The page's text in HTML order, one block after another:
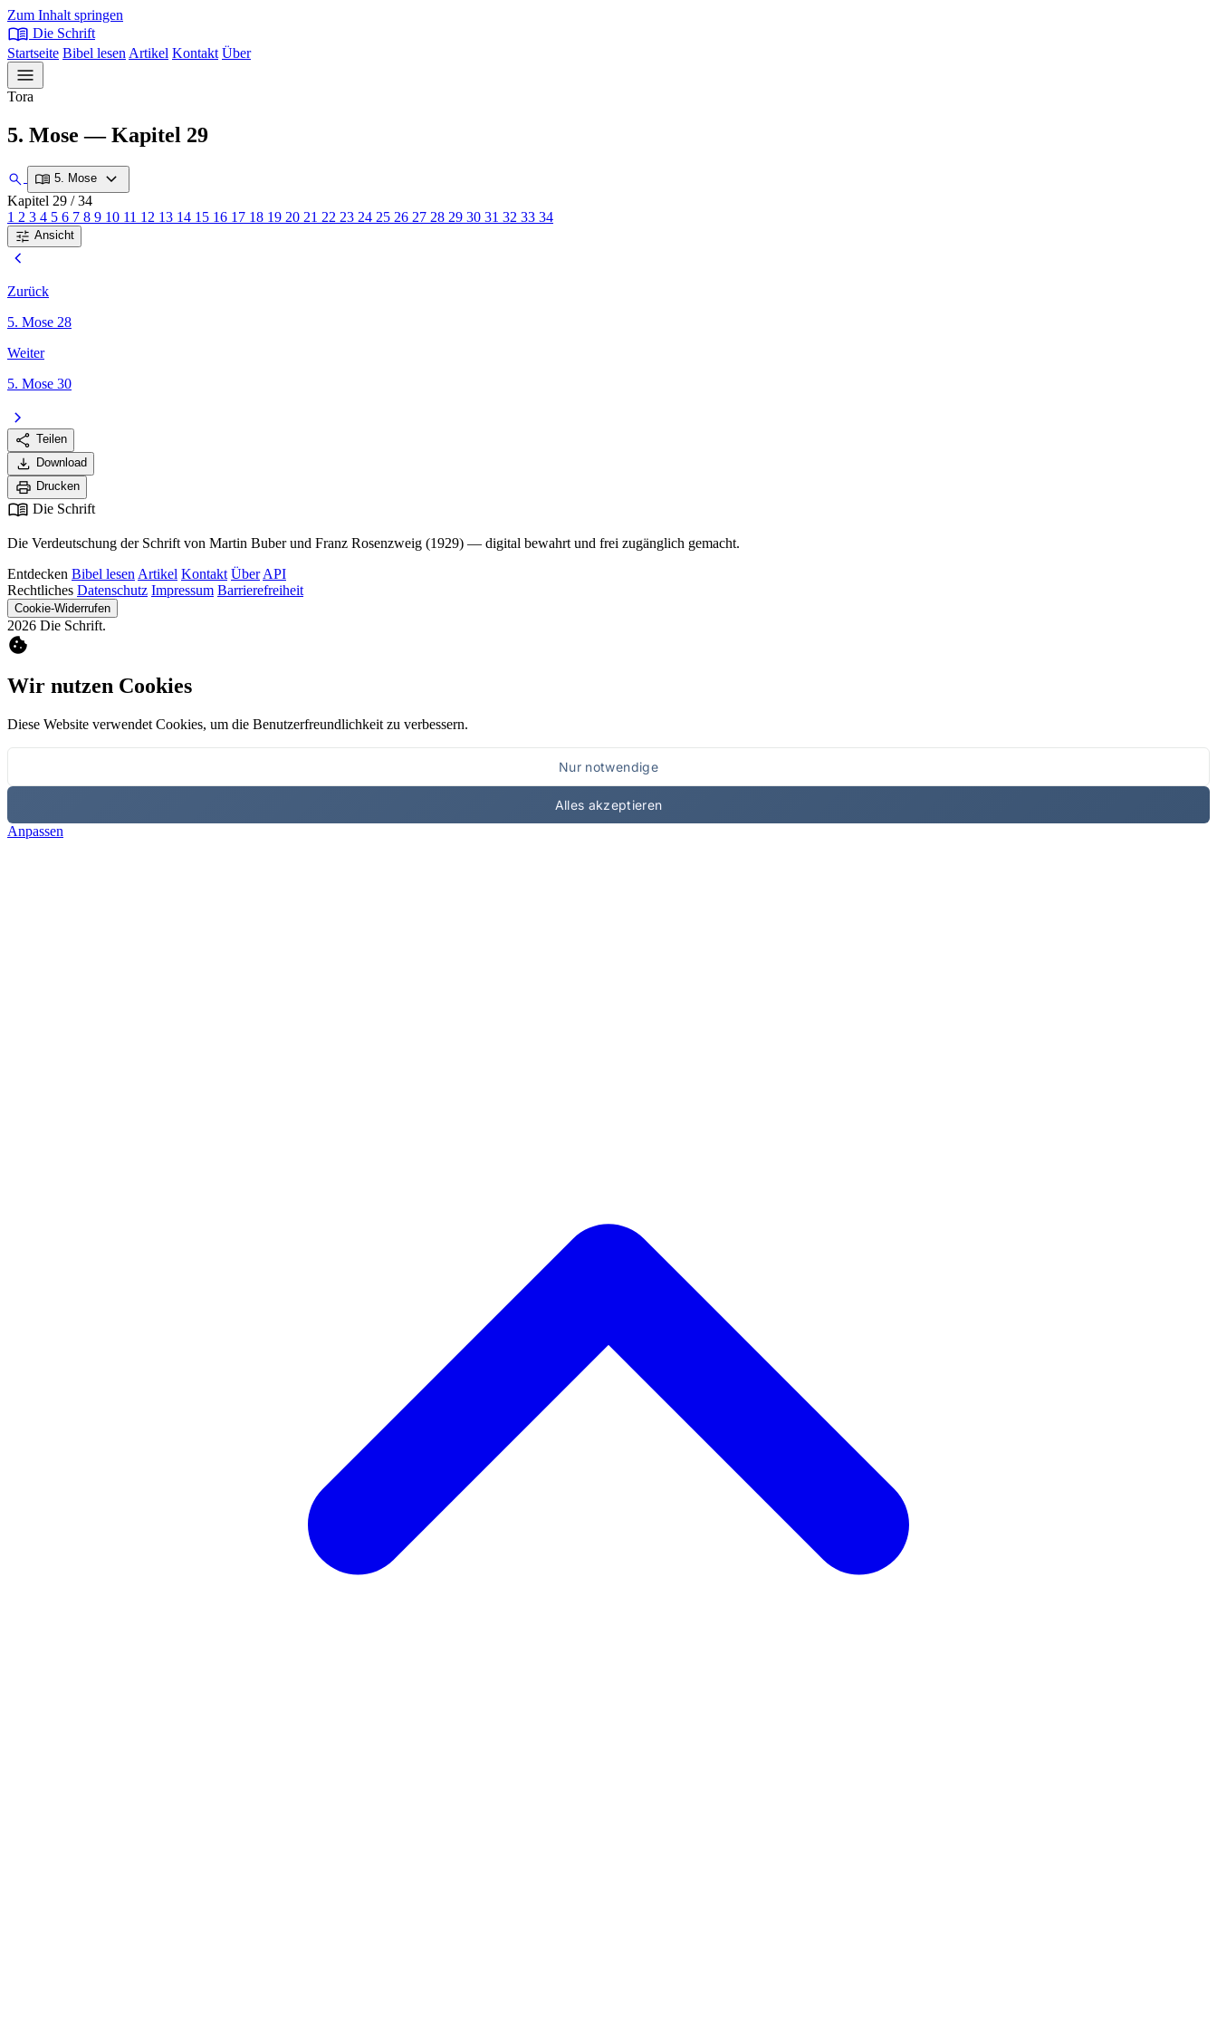
Zum Inhalt springen
menu_book Die Schrift
Startseite Bibel lesen Artikel Kontakt Über
menu
Tora
5. Mose — Kapitel 29
search menu_book 5. Mose expand_more
Kapitel 29 / 34
1 2 3 4 5 6 7 8 9 10 11 12 13 14 15 16 17 18 19 20 21 22 23 24 25 26 27 28 29 30 31 32 33 34
tune Ansicht
chevron_left
Zurück
5. Mose 28
Weiter
5. Mose 30
chevron_right
share Teilen
download Download
print Drucken
menu_book Die Schrift
Die Verdeutschung der Schrift von Martin Buber und Franz Rosenzweig (1929) — digital bewahrt und frei zugänglich gemacht.
Entdecken Bibel lesen Artikel Kontakt Über API
Rechtliches Datenschutz Impressum Barrierefreiheit
Cookie-Widerrufen
2026 Die Schrift.
cookie
Wir nutzen Cookies
Diese Website verwendet Cookies, um die Benutzerfreundlichkeit zu verbessern.
Nur notwendige
Alles akzeptieren
Anpassen